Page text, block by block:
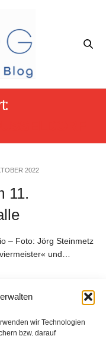
wir Technologien
bzw. darauf
2022
11.
– Foto: Jörg Steinmetz
und…
2022